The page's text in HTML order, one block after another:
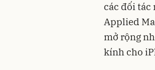
các đối tác
Applied
mở rộng
kính cho